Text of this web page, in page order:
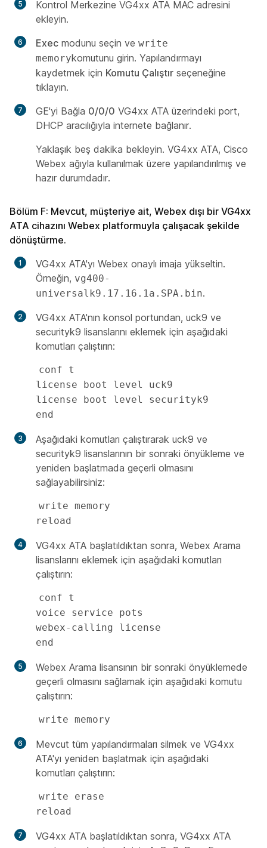
Kontrol Merkezine VG4xx ATA MAC adresini
ekleyin.
Exec modunu seçin ve write
memorykomutunu girin. Yapılandırmayı
kaydetmek için Komutu Çalıştır seçeneğine
tıklayın.
GE'yi Bağla 0/0/0 VG4xx ATA üzerindeki port,
DHCP aracılığıyla internete bağlanır.
Yaklaşık beş dakika bekleyin. VG4xx ATA, Cisco
Webex ağıyla kullanılmak üzere yapılandırılmış ve
hazır durumdadır.
Bölüm F: Mevcut, müşteriye ait, Webex dışı bir VG4xx
ATA cihazını Webex platformuyla çalışacak şekilde
dönüştürme.
VG4xx ATA'yı Webex onaylı imaja yükseltin.
Örneğin, vg400-
universalk9.17.16.1a.SPA.bin.
VG4xx ATA'nın konsol portundan, uck9 ve
securityk9 lisanslarını eklemek için aşağıdaki
komutları çalıştırın:
conf t
license boot level uck9
license boot level securityk9
end
Aşağıdaki komutları çalıştırarak uck9 ve
securityk9 lisanslarının bir sonraki önyükleme ve
yeniden başlatmada geçerli olmasını
sağlayabilirsiniz:
write memory
reload
VG4xx ATA başlatıldıktan sonra, Webex Arama
lisanslarını eklemek için aşağıdaki komutları
çalıştırın:
conf t
voice service pots
webex-calling license
end
Webex Arama lisansının bir sonraki önyüklemede
geçerli olmasını sağlamak için aşağıdaki komutu
çalıştırın:
write memory
Mevcut tüm yapılandırmaları silmek ve VG4xx
ATA'yı yeniden başlatmak için aşağıdaki
komutları çalıştırın:
write erase
reload
VG4xx ATA başlatıldıktan sonra, VG4xx ATA